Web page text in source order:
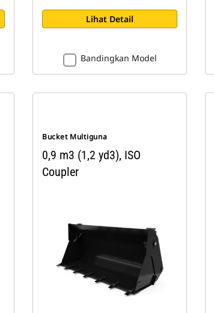
Lihat Detail
Bandingkan Model
Bucket Multiguna
0,9 m3 (1,2 yd3), ISO
Coupler